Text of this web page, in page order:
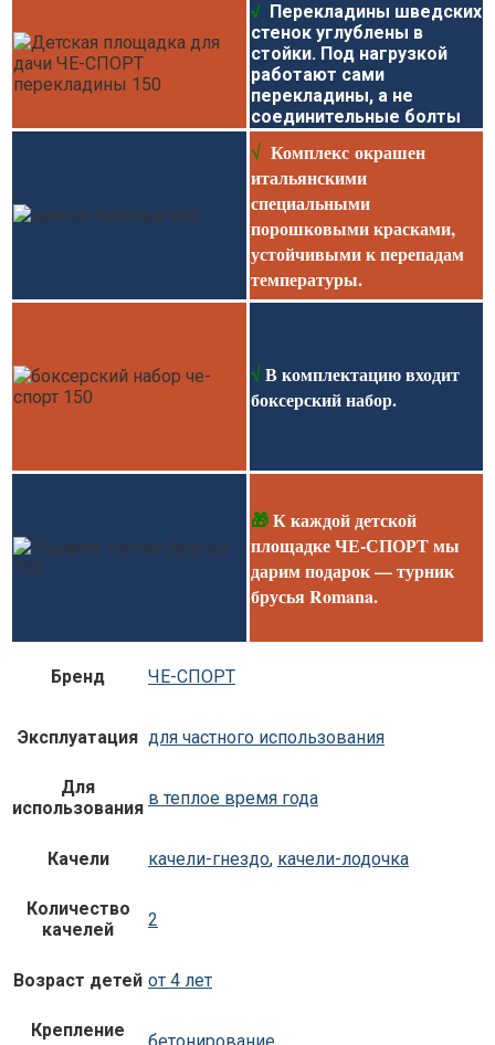
√ Перекладины шведских
стенок углублены в
стойки. Под нагрузкой
работают сами
перекладины, а не
соединительные болты.
√ Комплекс окрашен
итальянскими
специальными
порошковыми красками,
устойчивыми к перепадам
температуры.
√В комплектацию входит
боксерский набор.
🎁К каждой детской
площадке ЧЕ-СПОРТ мы
дарим подарок — турник
брусья Romana.
Бренд ЧЕ-СПОРТ
Эксплуатация для частного использования
Для
использования в теплое время года
Качели качели-гнездо, качели-лодочка
Количество
качелей
2
Возраст детей от 4 лет
Крепление